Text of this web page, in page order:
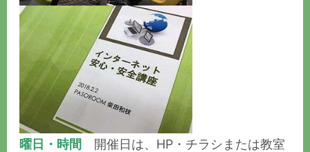
曜日・時間 開催日は、HP・チラシまたは教室